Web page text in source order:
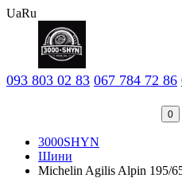
UaRu
093 803 02 83 067 784 72 86
0
3000SHYN
Шини
Michelin Agilis Alpin 195/